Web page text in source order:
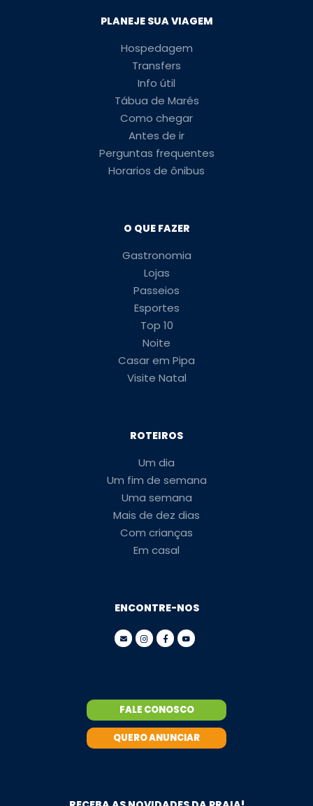
PLANEJE SUA VIAGEM
Hospedagem
Transfers
Info útil
Tábua de Marés
Como chegar
Antes de ir
Perguntas frequentes
Horarios de ônibus
O QUE FAZER
Gastronomia
Lojas
Passeios
Esportes
Top 10
Noite
Casar em Pipa
Visite Natal
ROTEIROS
Um dia
Um fim de semana
Uma semana
Mais de dez dias
Com crianças
Em casal
ENCONTRE-NOS
FALE CONOSCO
QUERO ANUNCIAR